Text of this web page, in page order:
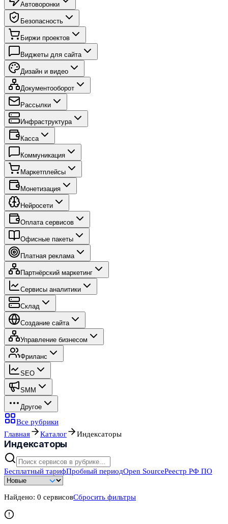
Автоворонки
Безопасность
Биржи проектов
Виджеты для сайта
Дизайн и видео
Документооборот
Рассылки
Инфраструктура
Касса
Коммуникация
Маркетплейсы
Монетизация
Нейросети
Оплата сервисов
Офисные пакеты
Платная реклама
Партнёрский маркетинг
Сервисы аналитики
Склад
Создание сайта
Управление бизнесом
Фриланс
SEO
SMM
Другое
Все рубрики
Главная
Каталог Индексаторы
Индексаторы
Бесплатный тарифПробный периодOpen SourceРеестр РФ ПО
Найдено: 0 сервисовСбросить фильтры